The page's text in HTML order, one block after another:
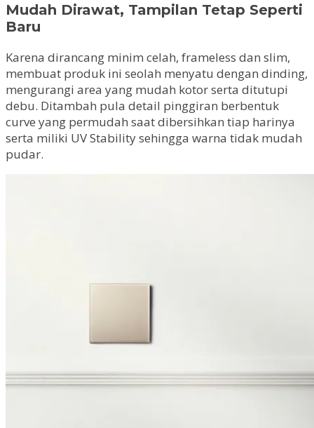
Mudah Dirawat, Tampilan Tetap Seperti
Baru
Karena dirancang minim celah, frameless dan slim,
membuat produk ini seolah menyatu dengan dinding,
mengurangi area yang mudah kotor serta ditutupi
debu. Ditambah pula detail pinggiran berbentuk
curve yang permudah saat dibersihkan tiap harinya
serta miliki UV Stability sehingga warna tidak mudah
pudar.